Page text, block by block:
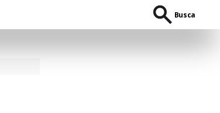
Busca